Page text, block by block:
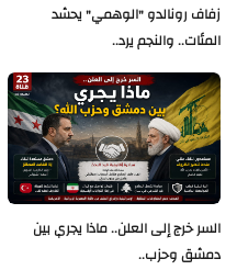
زفاف رونالدو "الوهمي" يحشد
المئات.. والنجم يرد..
السر خرج إلى العلن.. ماذا يجري بين
دمشق وحزب..